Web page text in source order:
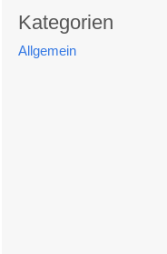
Kategorien
Allgemein